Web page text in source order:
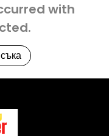
with